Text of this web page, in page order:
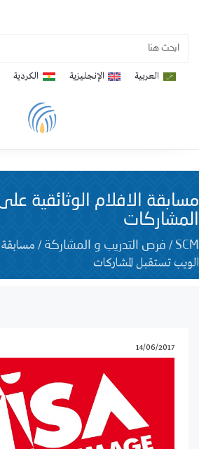
العربية الإنجليزية الكردية
مسابقة الافلام الوثائقية
المشاركات
SCM
/ فرص التدريب و المشاركة / مسابقة
الويب تستقبل المشاركات
14/06/2017